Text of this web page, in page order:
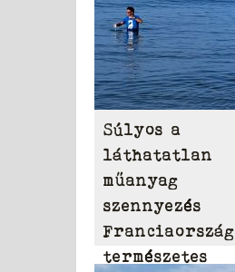
Súlyos a
láthatatlan
műanyag
szennyezés
Franciaország
természetes